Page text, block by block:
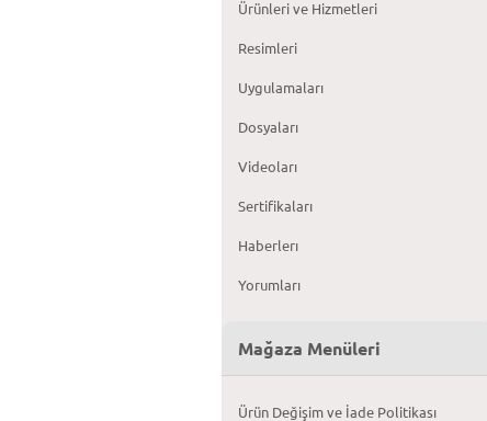
Ürünleri ve Hizmetleri
Resimleri
Uygulamaları
Dosyaları
Videoları
Sertifikaları
Haberlerı
Yorumları
Mağaza Menüleri
Ürün Değişim ve İade Politikası